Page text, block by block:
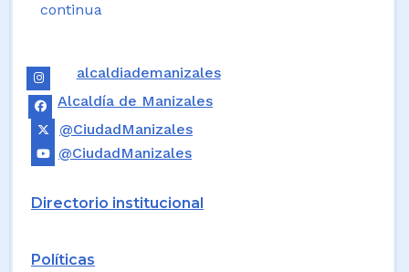
continua
alcaldiademanizales
Alcaldía de Manizales
@CiudadManizales
@CiudadManizales
Directorio institucional
Políticas